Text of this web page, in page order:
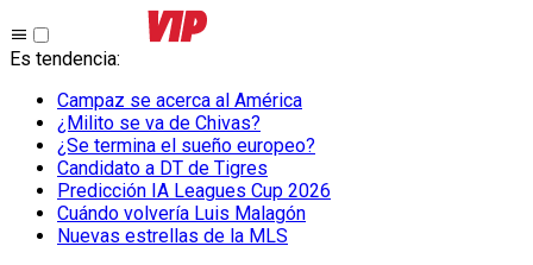
Es tendencia:
Campaz se acerca al América
¿Milito se va de Chivas?
¿Se termina el sueño europeo?
Candidato a DT de Tigres
Predicción IA Leagues Cup 2026
Cuándo volvería Luis Malagón
Nuevas estrellas de la MLS